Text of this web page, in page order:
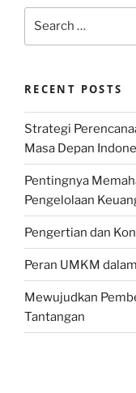
RECENT POSTS
Strategi
Masa Depan
Pentingnya
Pengelolaan
Pengertian dan
Peran UMKM
Mewujudkan
Tantangan